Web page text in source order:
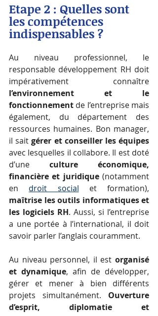
Etape 2 : Quelles sont
les compétences
indispensables ?
Au niveau professionnel, le
responsable développement RH doit
l’environnement et le
fonctionnement de l’entreprise mais
également, du département des
ressources humaines. Bon manager,
il sait gérer et conseiller les équipes
avec lesquelles il collabore. Il est doté
d’une culture économique,
financière et juridique (notamment
en droit social
maîtrise les outils informatiques et
les logiciels RH. Aussi, si l’entreprise
a une portée à l’international, il doit
savoir parler l’anglais couramment.
Au niveau personnel, il est organisé
et dynamique, afin de développer,
gérer et mener à bien différents
projets simultanément. Ouverture
d’esprit, diplomatie et